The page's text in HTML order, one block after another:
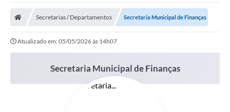
Secretarias / Departamentos Secretaria Municipal de Finanças
Atualizado em: 05/05/2026 às 14h07
Secretaria Municipal de Finanças